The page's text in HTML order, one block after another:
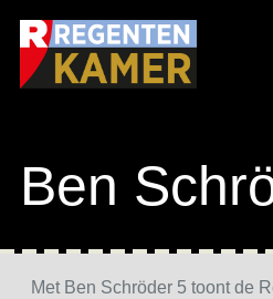
Skip to content
Ben
Met Ben Schröder 5 toont de